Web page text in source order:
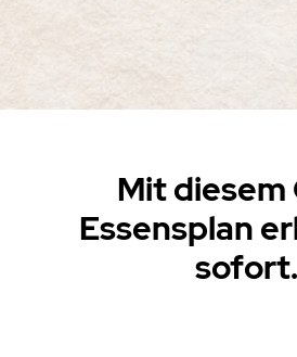
Mit diesem
Essensplan